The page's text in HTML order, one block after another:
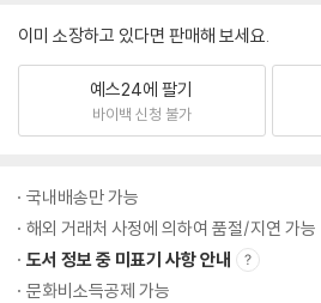
이미 소장하고 있다면 판매해 보세요.
예스24에 팔기
바이백 신청 불가
국내배송만 가능
해외 거래처 사정에 의하여 품절/지연 가능
도서 정보 중 미표기 사항 안내
문화비소득공제 가능